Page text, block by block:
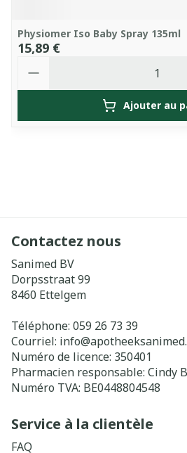
Physiomer Iso Baby Spray 135ml
15,89 €
Ajouter au
Contactez nous
Sanimed BV
Dorpsstraat 99
8460 Ettelgem
Téléphone: 059 26 73 39
Courriel: info@
Numéro de licence: 350401
Pharmacien responsable: Cindy
Numéro TVA: BE0448804548
Service à la clientèle
FAQ